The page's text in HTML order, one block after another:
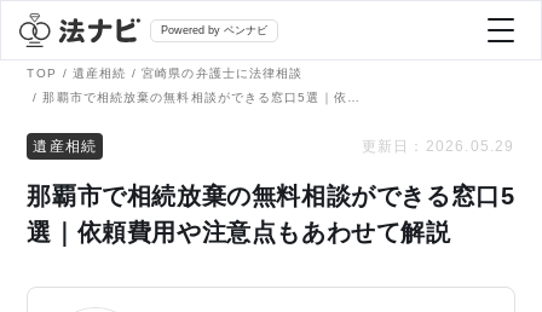
Powered by ベンナビ
全て
弁護士を探す
TOP 遺産相続
宮崎県の弁護士に法律相談
遺産相続 更新日： 2026.05.29
那覇市で相続放棄の無料相談ができる窓口5
選｜依頼費用や注意点もあわせて解説